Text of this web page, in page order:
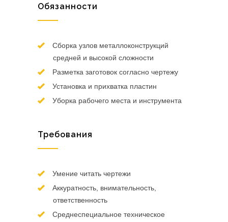
Обязанности
Сборка узлов металлоконструкций
средней и высокой сложности
Разметка заготовок согласно чертежу
Установка и прихватка пластин
Уборка рабочего места и инструмента
Требования
Умение читать чертежи
Аккуратность, внимательность,
ответственность
Среднеспециальное техническое